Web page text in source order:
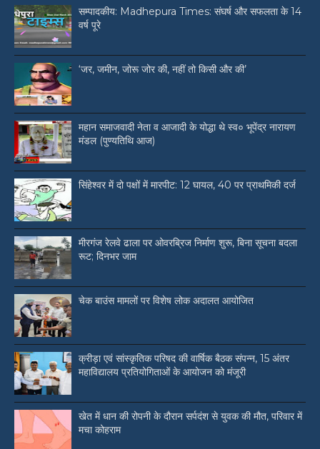
सम्पादकीय: Madhepura Times: संघर्ष और सफलता के 14
वर्ष पूरे
‘जर, जमीन, जोरू जोर की, नहीं तो किसी और की’
महान समाजवादी नेता व आजादी के योद्धा थे स्व० भूपेंद्र नारायण
मंडल (पुण्यतिथि आज)
सिंहेश्वर में दो पक्षों में मारपीट: 12 घायल, 40 पर प्राथमिकी दर्ज
मीरगंज रेलवे ढाला पर ओवरब्रिज निर्माण शुरू, बिना सूचना बदला
रूट; दिनभर जाम
चेक बाउंस मामलों पर विशेष लोक अदालत आयोजित
क्रीड़ा एवं सांस्कृतिक परिषद की वार्षिक बैठक संपन्न, 15 अंतर
महाविद्यालय प्रतियोगिताओं के आयोजन को मंजूरी
खेत में धान की रोपनी के दौरान सर्पदंश से युवक की मौत, परिवार में
मचा कोहराम